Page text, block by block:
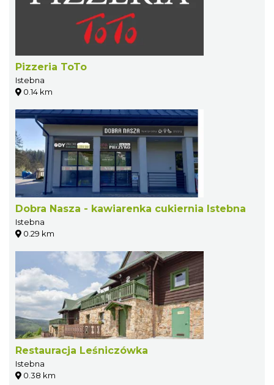
Pizzeria ToTo
Istebna
0.14 km
Dobra Nasza - kawiarenka cukiernia Istebna
Istebna
0.29 km
Restauracja Leśniczówka
Istebna
0.38 km